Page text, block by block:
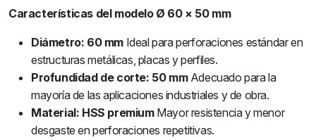
Características del modelo Ø 60 × 50 mm
Diámetro: 60 mm Ideal para perforaciones estándar en
estructuras metálicas, placas y perfiles.
Profundidad de corte: 50 mmAdecuado para la
mayoría de las aplicaciones industriales y de obra.
Material: HSS premiumMayor resistencia y menor
desgaste en perforaciones repetitivas.